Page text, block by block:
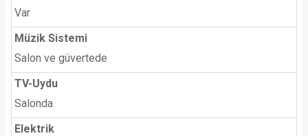
Var
Müzik Sistemi
Salon ve güvertede
TV-Uydu
Salonda
Elektrik